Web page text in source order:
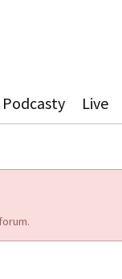
Podcasty Live